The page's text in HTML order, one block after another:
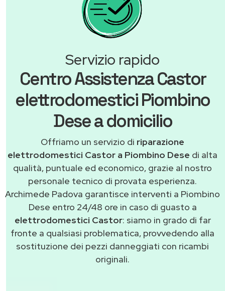
Servizio rapido
Centro Assistenza Castor
elettrodomestici Piombino
Dese a domicilio
Offriamo un servizio di riparazione
elettrodomestici Castor a Piombino Dese di alta
qualità, puntuale ed economico, grazie al nostro
personale tecnico di provata esperienza.
Archimede Padova garantisce interventi a Piombino
Dese entro 24/48 ore in caso di guasto a
elettrodomestici Castor: siamo in grado di far
fronte a qualsiasi problematica, provvedendo alla
sostituzione dei pezzi danneggiati con ricambi
originali.